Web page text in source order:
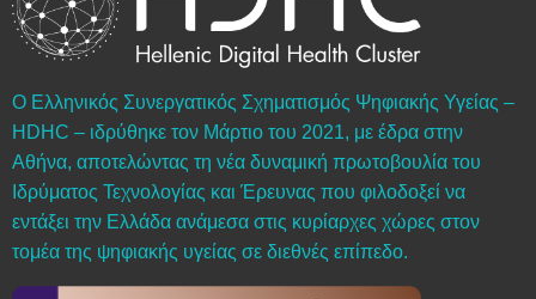
Ο Ελληνικός Συνεργατικός Σχηματισμός Ψηφιακής Υγείας –
HDHC – ιδρύθηκε τον Μάρτιο του 2021, με έδρα στην
Αθήνα, αποτελώντας τη νέα δυναμική πρωτοβουλία του
Ιδρύματος Τεχνολογίας και Έρευνας που φιλοδοξεί να
εντάξει την Ελλάδα ανάμεσα στις κυρίαρχες χώρες στον
τομέα της ψηφιακής υγείας σε διεθνές επίπεδο.